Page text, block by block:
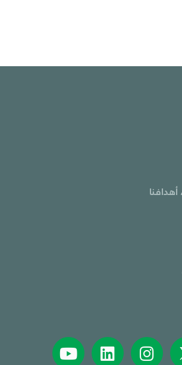
أهدافنا